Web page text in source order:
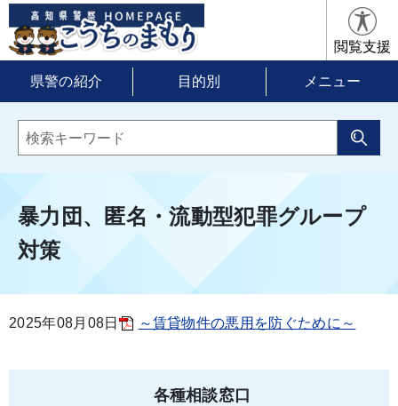
閲覧支援
県警の紹介 目的別 メニュー
暴力団、匿名・流動型犯罪グループ
対策
2025年08月08日 ～賃貸物件の悪用を防ぐために～
各種相談窓口